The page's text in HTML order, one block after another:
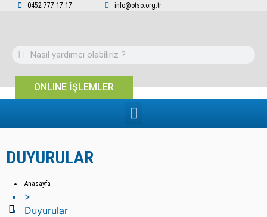
0452 777 17 17 info@otso.org.tr
ONLINE İŞLEMLER
DUYURULAR
Anasayfa
>
Duyurular